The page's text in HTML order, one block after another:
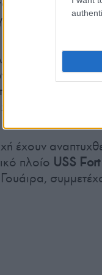
στις
του, ο
Φράνσις
έλεγχο των
να
έχουν
πλοίο USS
Γουάιρα,